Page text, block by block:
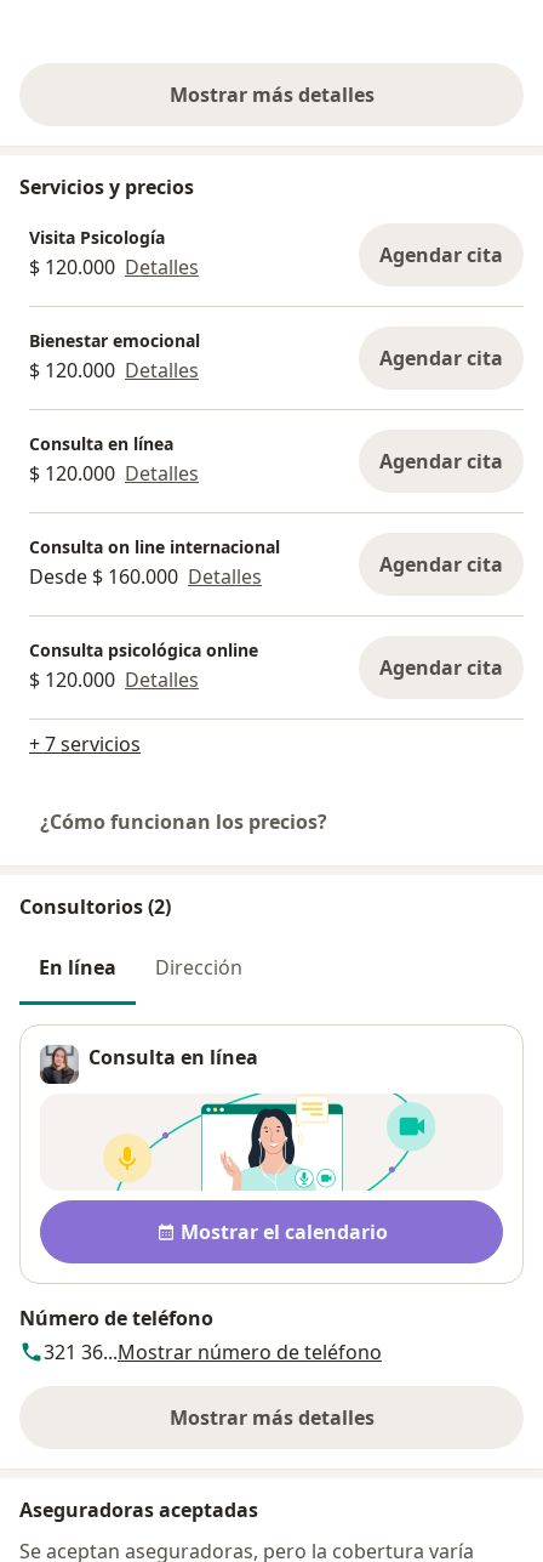
Mostrar más detalles
sobre la experiencia
Servicios y precios
Visita Psicología
$ 120.000 Detalles Agendar cita
Bienestar emocional
$ 120.000 Detalles Agendar cita
Consulta en línea
$ 120.000 Detalles Agendar cita
Consulta on line internacional
Desde $ 160.000 Detalles Agendar cita
Consulta psicológica online
$ 120.000 Detalles Agendar cita
+ 7 servicios
¿Cómo funcionan los precios?
Consultorios (2)
En línea Dirección
Consulta en línea
Disponibilidad
Mostrar el calendario
Número de teléfono
321 36...Mostrar número de teléfono
Mostrar más detalles
sobre la dirección
Aseguradoras aceptadas
Se aceptan aseguradoras, pero la cobertura varía